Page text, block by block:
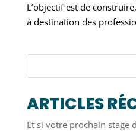
L’objectif est de
à destination des
ARTICLES
Et si votre prochain stage